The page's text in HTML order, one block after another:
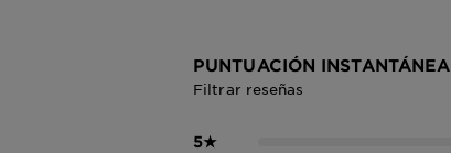
PUNTUACIÓN INSTANTÁNEA
Filtrar reseñas
5★